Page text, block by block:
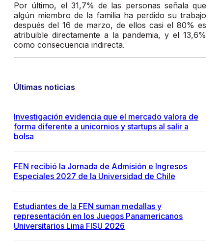
Por último, el 31,7% de las personas señala que
algún miembro de la familia ha perdido su trabajo
después del 16 de marzo, de ellos casi el 80% es
atribuible directamente a la pandemia, y el 13,6%
como consecuencia indirecta.
Últimas noticias
Investigación evidencia que el mercado valora de
forma diferente a unicornios y startups al salir a
bolsa
FEN recibió la Jornada de Admisión e Ingresos
Especiales 2027 de la Universidad de Chile
Estudiantes de la FEN suman medallas y
representación en los Juegos Panamericanos
Universitarios Lima FISU 2026